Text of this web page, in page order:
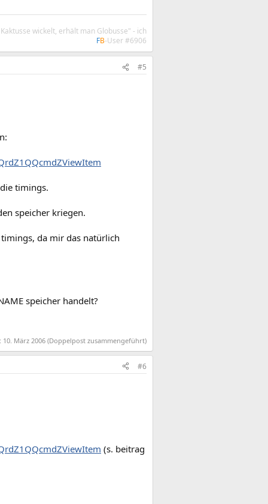
wickelt, erhält man Globusse" - ich
FB-User #6906
#5
timings.
speicher kriegen.
da mir das natürlich
speicher handelt?
10. März 2006 (Doppelpost zusammengeführt)
#6
(s. beitrag